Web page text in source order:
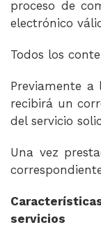
proceso de
electrónico
Todos los
Previamente a
recibirá un
del servicio
Una vez
servicios